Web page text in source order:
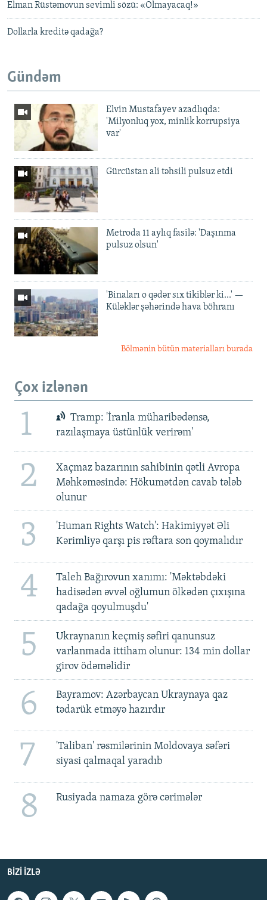
Elman Rüstəmovun sevimli sözü: «Olmayacaq!»
Dollarla kreditə qadağa?
Gündəm
Elvin Mustafayev azadlıqda:
'Milyonluq yox, minlik korrupsiya
var'
Gürcüstan ali təhsili pulsuz etdi
Metroda 11 aylıq fasilə: 'Daşınma
pulsuz olsun'
'Binaları o qədər sıx tikiblər ki...' —
Küləklər şəhərində hava böhranı
Bölmənin bütün materialları burada
Çox izlənən
1
Tramp: 'İranla müharibədənsə,
razılaşmaya üstünlük verirəm'
2
Xaçmaz bazarının sahibinin qətli Avropa
Məhkəməsində: Hökumətdən cavab tələb
olunur
3
'Human Rights Watch': Hakimiyyət Əli
Kərimliyə qarşı pis rəftara son qoymalıdır
4
Taleh Bağırovun xanımı: 'Məktəbdəki
hadisədən əvvəl oğlumun ölkədən çıxışına
qadağa qoyulmuşdu'
5
Ukraynanın keçmiş səfiri qanunsuz
varlanmada ittiham olunur: 134 min dollar
girov ödəməlidir
6
Bayramov: Azərbaycan Ukraynaya qaz
tədarük etməyə hazırdır
7
'Taliban' rəsmilərinin Moldovaya səfəri
siyasi qalmaqal yaradıb
8 Rusiyada namaza görə cərimələr
BIZI IZLƏ